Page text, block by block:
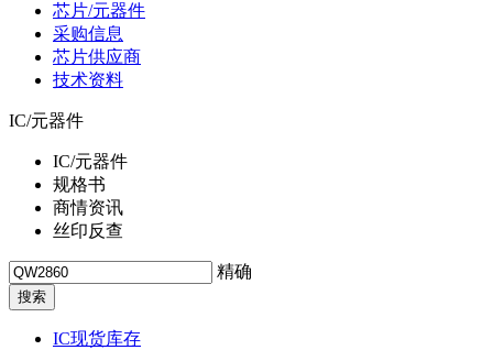
芯片/元器件
采购信息
芯片供应商
技术资料
IC/元器件
IC/元器件
规格书
商情资讯
丝印反查
精确
IC现货库存